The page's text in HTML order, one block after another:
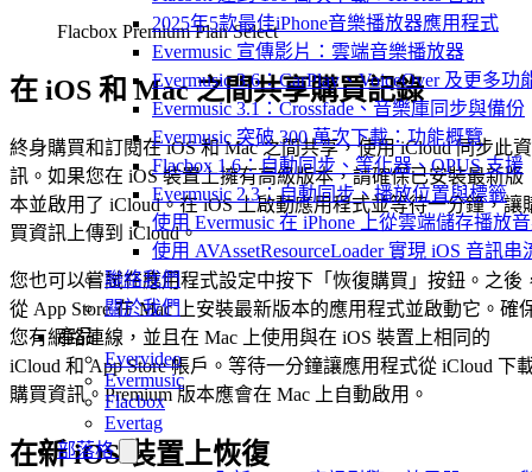
2025年5款最佳iPhone音樂播放器應用程式
Evermusic 宣傳影片：雲端音樂播放器
Evermusic 3.6：CarPlay、VoiceOver 及更多功
Evermusic 3.1：Crossfade、音樂庫同步與備份
Evermusic 突破 300 萬次下載：功能概覽
Flacbox 1.6：自動同步、等化器、OPUS 支援
Evermusic 2.3：自動同步、播放位置與標籤
使用 Evermusic 在 iPhone 上從雲端儲存播放
使用 AVAssetResourceLoader 實現 iOS 音訊串
聯絡我們
關於我們
產品
Evervideo
Evermusic
Flacbox
Evertag
部落格
Flacbox Premium Plan Select
在 iOS 和 Mac 之間共享購買記錄
終身購買和訂閱在 iOS 和 Mac 之間共享，使用 iCloud 同步此資
訊。如果您在 iOS 裝置上擁有高級版本，請確保已安裝最新版
本並啟用了 iCloud。在 iOS 上啟動應用程式並等待一分鐘，讓
買資訊上傳到 iCloud。
您也可以嘗試在應用程式設定中按下「恢復購買」按鈕。之後
從 App Store 在 Mac 上安裝最新版本的應用程式並啟動它。確
您有網路連線，並且在 Mac 上使用與在 iOS 裝置上相同的
iCloud 和 App Store 帳戶。等待一分鐘讓應用程式從 iCloud 下
購買資訊。Premium 版本應會在 Mac 上自動啟用。
在新 iOS 裝置上恢復